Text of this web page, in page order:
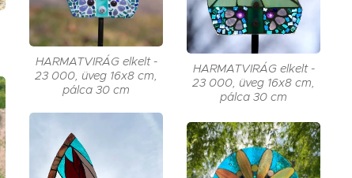
HARMATVIRÁG elkelt -
23 000, üveg 16x8 cm,
pálca 30 cm
HARMATVIRÁG elkelt -
23 000, üveg 16x8 cm,
pálca 30 cm